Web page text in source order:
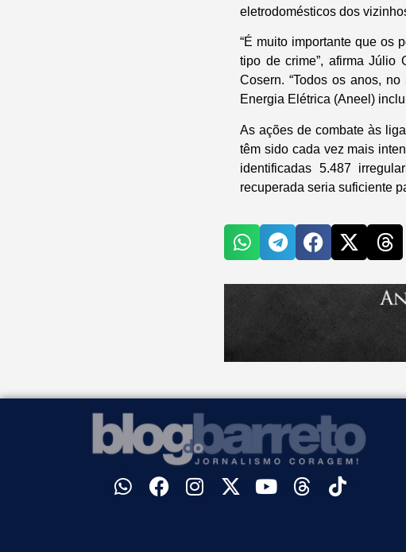
eletrodomésticos dos
“É muito importante que os
tipo de crime”, afirma Júlio
Cosern. “Todos os anos,
Energia Elétrica (Aneel​)
As ações de combate às
têm sido cada vez mais
identificadas 5.487
recuperada seria suficiente